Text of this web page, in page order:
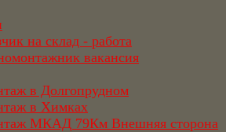
на склад - работа
вакансия
в Долгопрудном
в Химках
МКАД 79Км Внешняя сторона